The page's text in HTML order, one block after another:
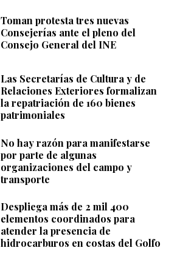
Toman protesta tres nuevas
Consejerías ante el pleno del
Consejo General del INE
Las Secretarías de Cultura y de
Relaciones Exteriores formalizan
la repatriación de 160 bienes
patrimoniales
No hay razón para manifestarse
por parte de algunas
organizaciones del campo y
transporte
Despliega más de 2 mil 400
elementos coordinados para
atender la presencia de
hidrocarburos en costas del Golfo